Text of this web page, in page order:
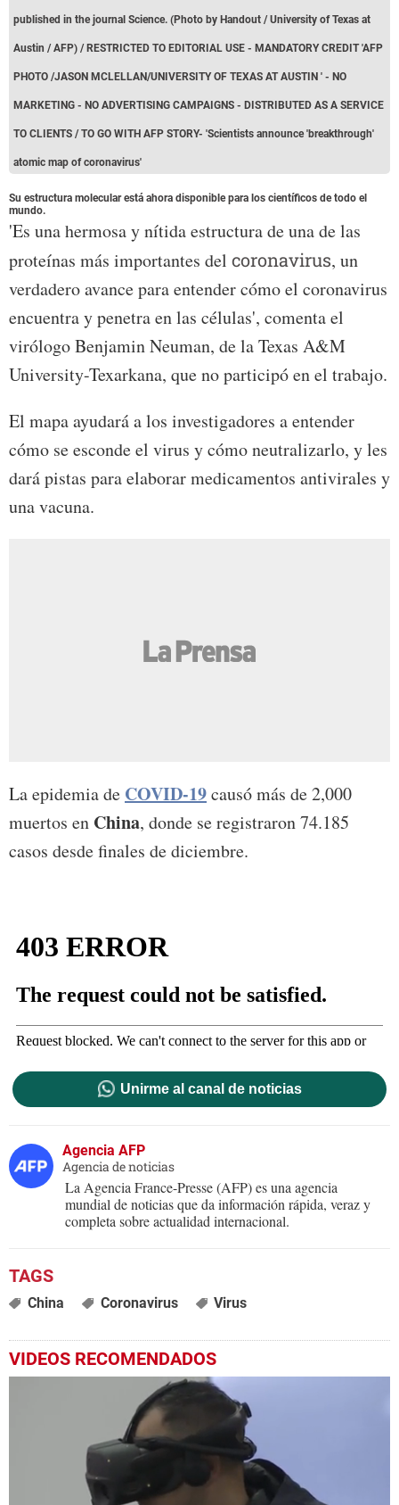
published in the journal Science. (Photo by Handout / University of Texas at
Austin / AFP) / RESTRICTED TO EDITORIAL USE - MANDATORY CREDIT 'AFP
PHOTO /JASON MCLELLAN/UNIVERSITY OF TEXAS AT AUSTIN ' - NO
MARKETING - NO ADVERTISING CAMPAIGNS - DISTRIBUTED AS A SERVICE
TO CLIENTS / TO GO WITH AFP STORY- 'Scientists announce 'breakthrough'
atomic map of coronavirus'
Su estructura molecular está ahora disponible para los científicos de todo el
mundo.
'Es una hermosa y nítida estructura de una de las
proteínas más importantes del coronavirus, un
verdadero avance para entender cómo el coronavirus
encuentra y penetra en las células', comenta el
virólogo Benjamin Neuman, de la Texas A&M
University-Texarkana, que no participó en el trabajo.
El mapa ayudará a los investigadores a entender
cómo se esconde el virus y cómo neutralizarlo, y les
dará pistas para elaborar medicamentos antivirales y
una vacuna.
La epidemia de COVID-19causó más de 2,000
muertos en China, donde se registraron 74.185
casos desde finales de diciembre.
Unirme al canal de noticias
Agencia AFP
Agencia de noticias
La Agencia France-Presse (AFP) es una agencia
mundial de noticias que da información rápida, veraz y
completa sobre actualidad internacional.
China Coronavirus Virus
VIDEOS RECOMENDADOS